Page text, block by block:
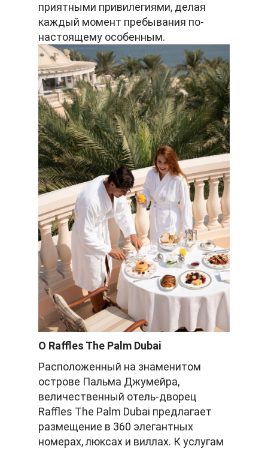
приятными привилегиями, делая
каждый момент пребывания по-
настоящему особенным.
О Raffles The Palm Dubai
Расположенный на знаменитом
острове Пальма Джумейра,
величественный отель-дворец
Raffles The Palm Dubai предлагает
размещение в 360 элегантных
номерах, люксах и виллах. К услугам